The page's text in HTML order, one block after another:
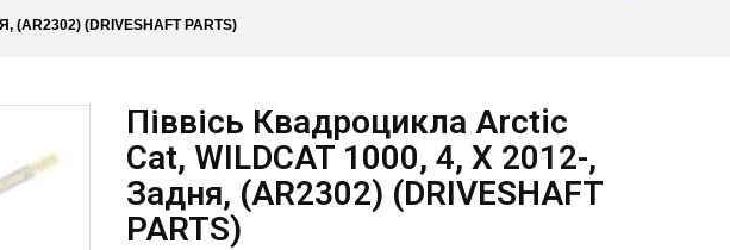
(AR2302) (DRIVESHAFT PARTS)
Піввісь Квадроцикла Arctic
Cat, WILDCAT 1000, 4, X 2012-,
Задня, (AR2302) (DRIVESHAFT
PARTS)